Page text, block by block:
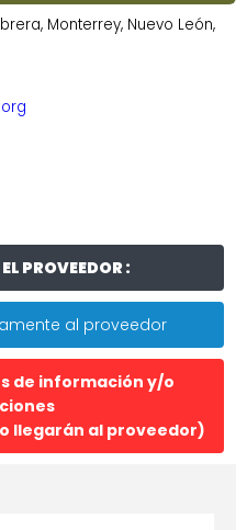
Monterrey, Nuevo León,
PROVEEDOR :
al proveedor
de información y/o
llegarán al proveedor)